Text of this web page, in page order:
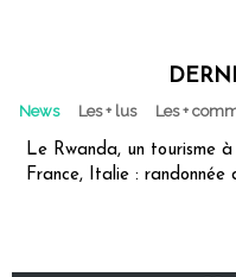
News Les + lus Les +
Le Rwanda, un tourisme
France, Italie :